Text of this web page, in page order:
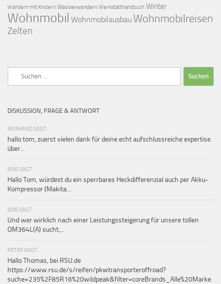
Wandern mit Kindern Wasserwandern Werkstatthandbuch Winter
Wohnmobil Wohnmobilausbau Wohnmobilreisen
Zelten
DISKUSSION, FRAGE & ANTWORT
REINHARD SAGT:
hallo tom, zuerst vielen dank für deine echt aufschlussreiche expertise
über...
JENS SAGT:
Hallo Tom, würdest du ein sperrbares Heckdifferenzial auch per Akku-
Kompressor (Makita...
JENS SAGT:
Und wer wirklich nach einer Leistungssteigerung für unsere tollen
OM364L(A) sucht,...
PETER SAGT:
Hallo Thomas, bei RSU.de
https://www.rsu.de/s/reifen/pkwtransporteroffroad?
suche=235%2F85R16%20wildpeak&filter=coreBrands_Alle%20Marke